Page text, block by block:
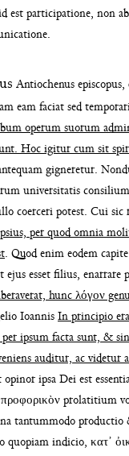
est participatione, non
Antiochenus
eam faciat sed
operum suorum
Hoc igitur cum sit
gigneretur.
universitatis
coerceri potest. Cui sic
us, per quod omnia
. Quod enim eodem
ejus esset filius, enarrare
hunc λόγον ge
Ioannis In principio
ipsum facta sunt, &
auditur, ac videtur
opinor ipsa Dei est
φορικὸν prolatitium
tantummodo productio
quopiam indicio, κατ᾽